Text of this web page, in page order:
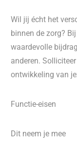
Wil jij écht het
binnen de zorg?
waardevolle
anderen.
ontwikkeling van
Functie-eisen
Dit neem je mee